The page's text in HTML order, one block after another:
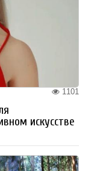
1101
искусстве